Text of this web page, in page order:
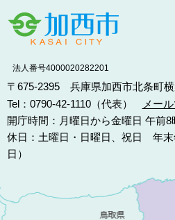
法人番号4000020282201
〒675-2395 兵庫県加西市北条町
Tel：0790-42-1110（代表）
メー
開庁時間：月曜日から金曜日 午前
休日：土曜日・日曜日、祝日 年末
日）